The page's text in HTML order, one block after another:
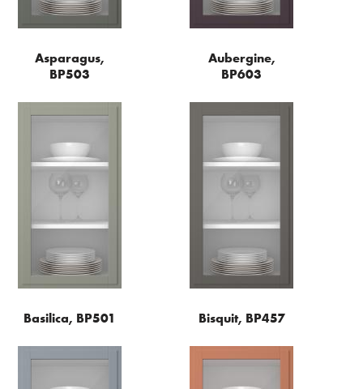
Asparagus,
BP503
Aubergine,
BP603
Basilica, BP501 Bisquit, BP457